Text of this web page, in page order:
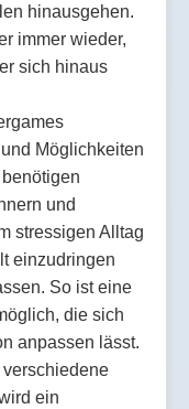
hinausgehen.
immer wieder,
sich hinaus
Möglichkeiten
und
stressigen Alltag
einzudringen
So ist eine
die sich
anpassen lässt.
ein